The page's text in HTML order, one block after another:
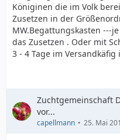
Königinen die im Volk
Zusetzen in der
MW.Begattungskasten ---
das Zusetzen . Oder mit
3 - 4 Tage im
Zuchtgemeinschaft
vor...
capellmann 25. Mai